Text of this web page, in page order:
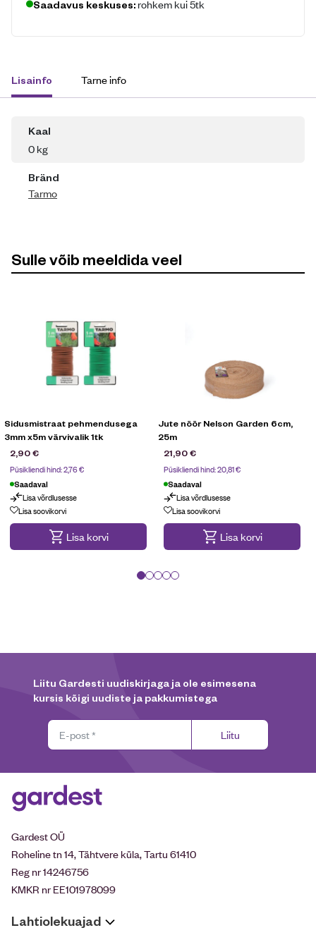
Saadavus keskuses: rohkem kui 5tk
Lisainfo Tarne info
Kaal
0 kg
Bränd
Tarmo
Sulle võib meeldida veel
Sidusmistraat pehmendusega
3mm x5m värvivalik 1tk
2,90€
Püsikliendi hind:2,76€
Saadaval
Lisa võrdlusesse
Lisa soovikorvi
Lisa korvi
Jute nöör Nelson Garden 6cm,
25m
21,90€
Püsikliendi hind:20,81€
Saadaval
Lisa võrdlusesse
Lisa soovikorvi
Lisa korvi
Liitu Gardesti uudiskirjaga ja ole esimesena
kursis kõigi uudiste ja pakkumistega
Liitu
Gardest OÜ
Roheline tn 14, Tähtvere küla, Tartu 61410
Reg nr 14246756
KMKR nr EE101978099
Lahtiolekuajad